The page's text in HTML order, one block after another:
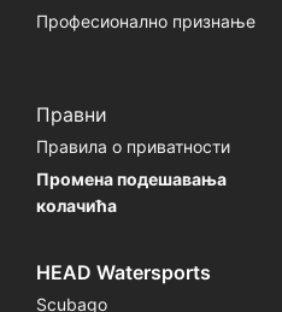
Професионално признање
Правни
Правила о приватности
Промена подешавања
колачића
HEAD Watersports
Scubago